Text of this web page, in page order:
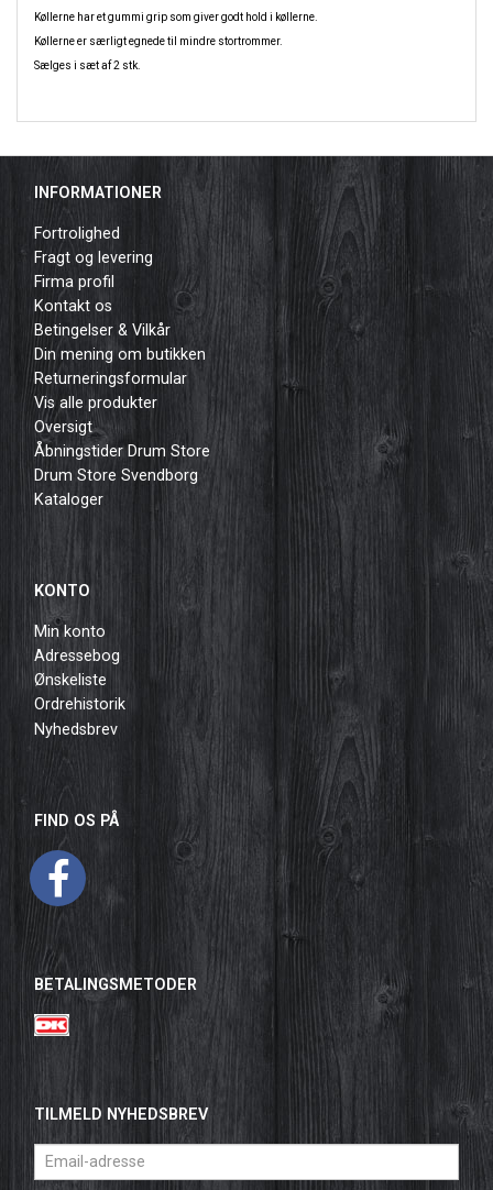
Køllerne har et gummi grip som giver godt hold i køllerne.
Køllerne er særligt egnede til mindre stortrommer.
Sælges i sæt af 2 stk.
INFORMATIONER
Fortrolighed
Fragt og levering
Firma profil
Kontakt os
Betingelser & Vilkår
Din mening om butikken
Returneringsformular
Vis alle produkter
Oversigt
Åbningstider Drum Store
Drum Store Svendborg
Kataloger
KONTO
Min konto
Adressebog
Ønskeliste
Ordrehistorik
Nyhedsbrev
FIND OS PÅ
BETALINGSMETODER
TILMELD NYHEDSBREV
Email-
adresse